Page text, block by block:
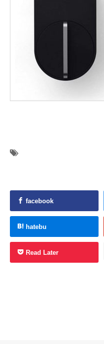
facebook
hatebu
Read Later